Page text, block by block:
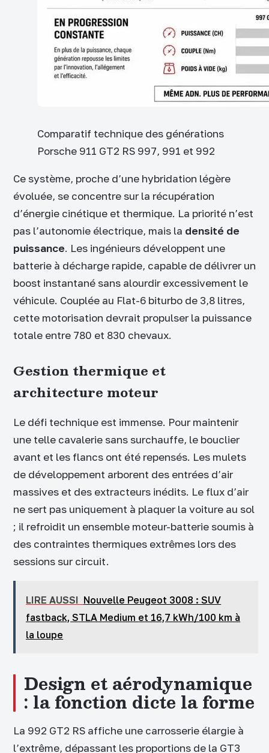
Comparatif technique des générations
Porsche 911 GT2 RS 997, 991 et 992
Ce système, proche d’une hybridation légère
évoluée, se concentre sur la récupération
d’énergie cinétique et thermique. La priorité n’est
pas l’autonomie électrique, mais la densité de
puissance. Les ingénieurs développent une
batterie à décharge rapide, capable de délivrer un
boost instantané sans alourdir excessivement le
véhicule. Couplée au Flat-6 biturbo de 3,8 litres,
cette motorisation devrait propulser la puissance
totale entre 780 et 830 chevaux.
Gestion thermique et
architecture moteur
Le défi technique est immense. Pour maintenir
une telle cavalerie sans surchauffe, le bouclier
avant et les flancs ont été repensés. Les mulets
de développement arborent des entrées d’air
massives et des extracteurs inédits. Le flux d’air
ne sert pas uniquement à plaquer la voiture au sol
; il refroidit un ensemble moteur-batterie soumis à
des contraintes thermiques extrêmes lors des
sessions sur circuit.
LIRE AUSSI Nouvelle Peugeot 3008 : SUV
fastback, STLA Medium et 16,7 kWh/100 km à
la loupe
Design et aérodynamique
: la fonction dicte la forme
La 992 GT2 RS affiche une carrosserie élargie à
l’extrême, dépassant les proportions de la GT3